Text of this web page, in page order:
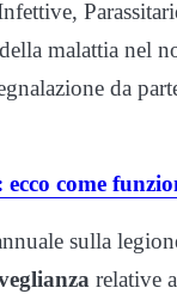
malattia nel
da
come
sulla
relative